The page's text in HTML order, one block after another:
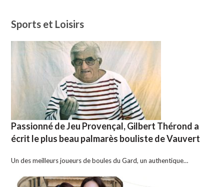
Sports et Loisirs
Passionné de Jeu Provençal, Gilbert Thérond a
écrit le plus beau palmarès bouliste de Vauvert
Un des meilleurs joueurs de boules du Gard, un authentique…